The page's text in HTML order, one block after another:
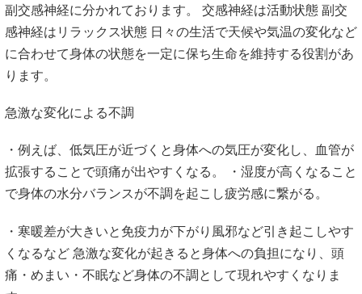
副交感神経に分かれております。 交感神経は活動状態 副交
感神経はリラックス状態 日々の生活で天候や気温の変化など
に合わせて身体の状態を一定に保ち生命を維持する役割があ
ります。
急激な変化による不調
・例えば、低気圧が近づくと身体への気圧が変化し、血管が
拡張することで頭痛が出やすくなる。 ・湿度が高くなること
で身体の水分バランスが不調を起こし疲労感に繋がる。
・寒暖差が大きいと免疫力が下がり風邪など引き起こしやす
くなるなど 急激な変化が起きると身体への負担になり、頭
痛・めまい・不眠など身体の不調として現れやすくなりま